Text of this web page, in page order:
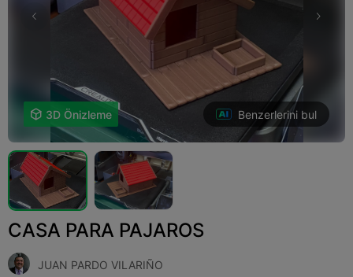
 3D Önizleme Benzerlerini bul
CASA PARA PAJAROS
JUAN PARDO VILARIÑO